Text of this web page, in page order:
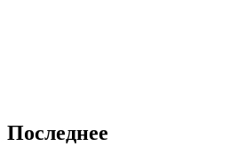
Последнее